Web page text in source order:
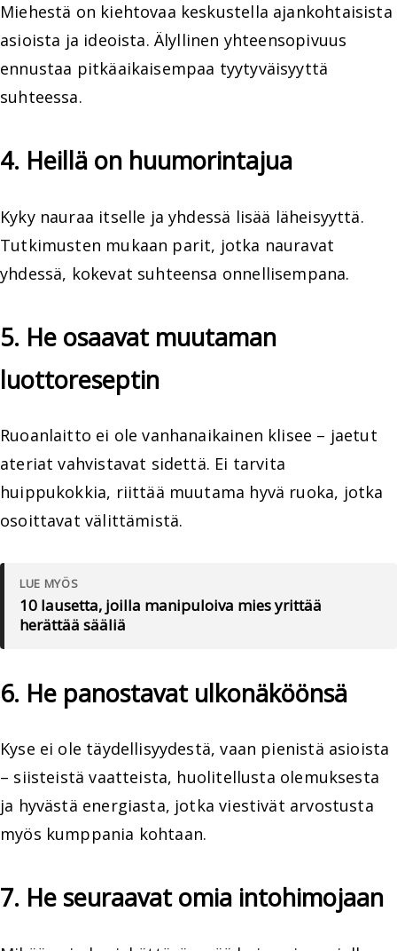
Miehestä on kiehtovaa keskustella ajankohtaisista
asioista ja ideoista. Älyllinen yhteensopivuus
ennustaa pitkäaikaisempaa tyytyväisyyttä
suhteessa.
4. Heillä on huumorintajua
Kyky nauraa itselle ja yhdessä lisää läheisyyttä.
Tutkimusten mukaan parit, jotka nauravat
yhdessä, kokevat suhteensa onnellisempana.
5. He osaavat muutaman
luottoreseptin
Ruoanlaitto ei ole vanhanaikainen klisee – jaetut
ateriat vahvistavat sidettä. Ei tarvita
huippukokkia, riittää muutama hyvä ruoka, jotka
osoittavat välittämistä.
LUE MYÖS
10 lausetta, joilla manipuloiva mies yrittää
herättää sääliä
6. He panostavat ulkonäköönsä
Kyse ei ole täydellisyydestä, vaan pienistä asioista
– siisteistä vaatteista, huolitellusta olemuksesta
ja hyvästä energiasta, jotka viestivät arvostusta
myös kumppania kohtaan.
7. He seuraavat omia intohimojaan